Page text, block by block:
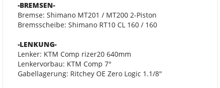
-BREMSEN-
Bremse: Shimano MT201 / MT200 2-Piston
Bremsscheibe: Shimano RT10 CL 160 / 160
-LENKUNG-
Lenker: KTM Comp rizer20 640mm
Lenkervorbau: KTM Comp 7°
Gabellagerung: Ritchey OE Zero Logic 1.1/8"